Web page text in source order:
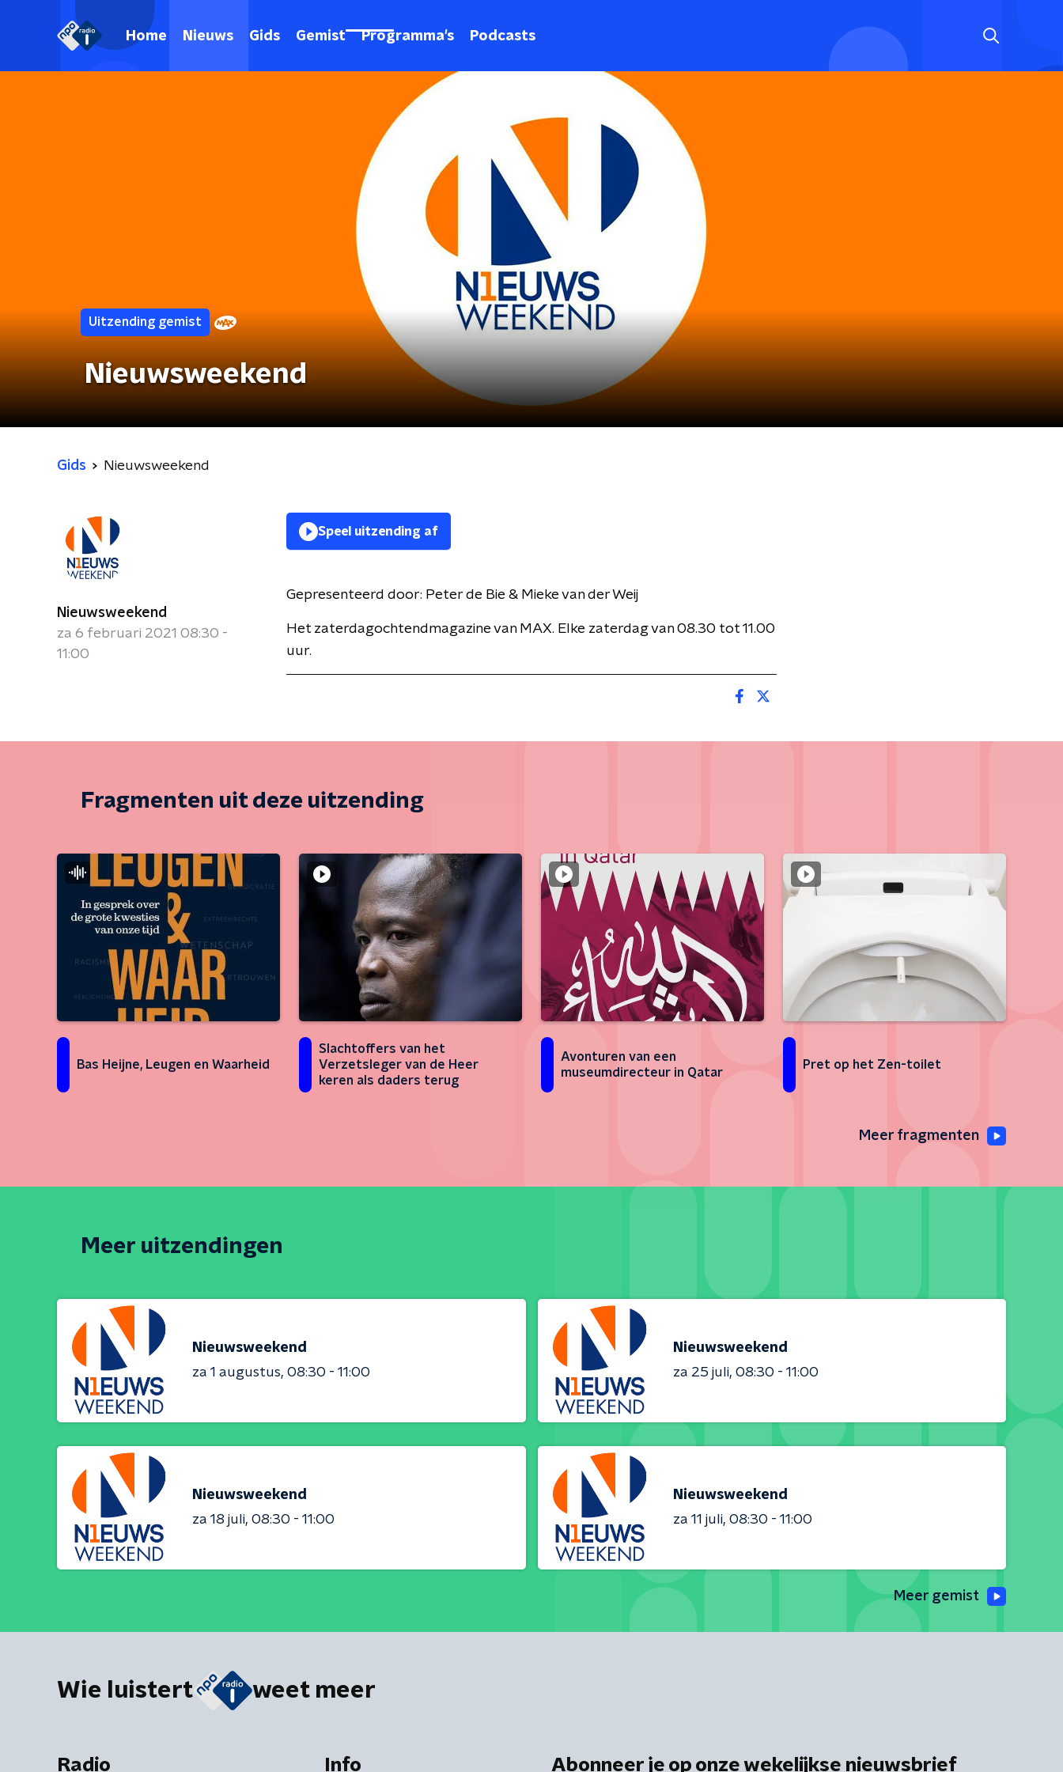
Home Nieuws Gids Gemist Programma's Podcasts
Uitzending gemist
Nieuwsweekend
Gids Nieuwsweekend
Nieuwsweekend
za 6 februari 2021 08:30 -
11:00
Speel uitzending af
Gepresenteerd door: Peter de Bie & Mieke van der Weij
Het zaterdagochtendmagazine van MAX. Elke zaterdag van 08.30 tot 11.00
uur.
Fragmenten uit deze uitzending
Bas Heijne, Leugen en Waarheid
Slachtoffers van het
Verzetsleger van de Heer
keren als daders terug
Avonturen van een
museumdirecteur in Qatar
Pret op het Zen-toilet
Meer fragmenten
Meer uitzendingen
Nieuwsweekend
za 1 augustus 08:30 - 11:00
Nieuwsweekend
za 25 juli 08:30 - 11:00
Nieuwsweekend
za 18 juli 08:30 - 11:00
Nieuwsweekend
za 11 juli 08:30 - 11:00
Meer gemist
Wie luistert weet meer
Radio Info Abonneer je op onze wekelijkse nieuwsbrief